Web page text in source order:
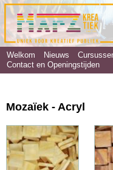
Welkom Nieuws
Contact en Openingstijden
Mozaïek - Acryl